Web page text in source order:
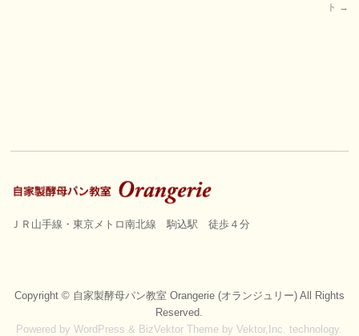
ト →
ＪＲ山手線・東京メトロ南北線 駒込駅 徒歩４分
Copyright © 自家製酵母パン教室 Orangerie (オランジュリー) All Rights
Reserved.
Powered byWordPress & BizVektor Theme byVektor,Inc. technology.